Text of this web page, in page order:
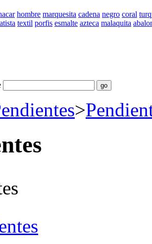
hombre marquesita cadena negro coral
textil porfis esmalte azteca malaquita
>